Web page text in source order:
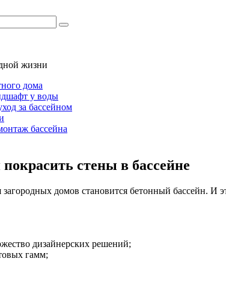
жизни
дома
у воды
за бассейном
бассейна
стены в бассейне
домов становится бетонный бассейн. И
дизайнерских решений;
гамм;